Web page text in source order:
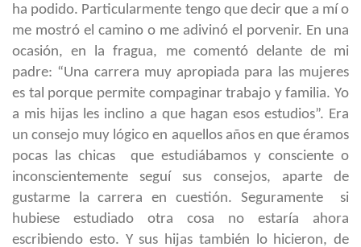
ha podido. Particularmente tengo que decir que a mí o
me mostró el camino o me adivinó el porvenir. En una
ocasión, en la fragua, me comentó delante de mi
padre: “Una carrera muy apropiada para las mujeres
es tal porque permite compaginar trabajo y familia. Yo
a mis hijas les inclino a que hagan esos estudios”. Era
un consejo muy lógico en aquellos años en que éramos
pocas las chicas que estudiábamos y consciente o
inconscientemente seguí sus consejos, aparte de
gustarme la carrera en cuestión. Seguramente si
hubiese estudiado otra cosa no estaría ahora
escribiendo esto. Y sus hijas también lo hicieron, de